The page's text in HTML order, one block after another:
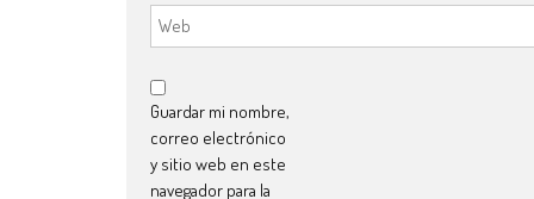
Guardar mi nombre,
correo electrónico
y sitio web en este
navegador para la